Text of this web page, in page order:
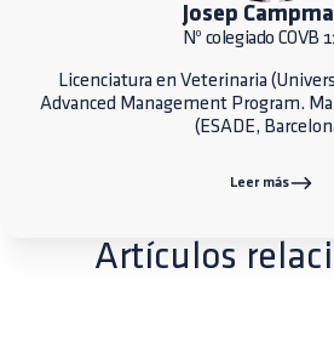
Josep
Nº colegiado COVB
Licenciatura en Veterinaria
Advanced Management Program.
(ESADE,
Leer más
Artículos